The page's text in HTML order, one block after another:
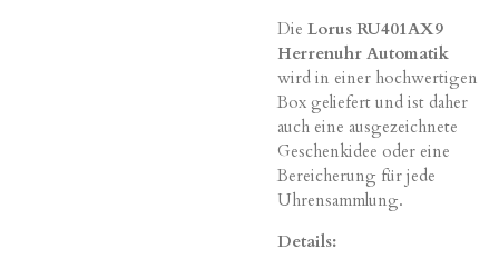
Die Lorus RU401AX9
Herrenuhr Automatik
wird in einer hochwertigen
Box geliefert und ist daher
auch eine ausgezeichnete
Geschenkidee oder eine
Bereicherung für jede
Uhrensammlung.
Details: